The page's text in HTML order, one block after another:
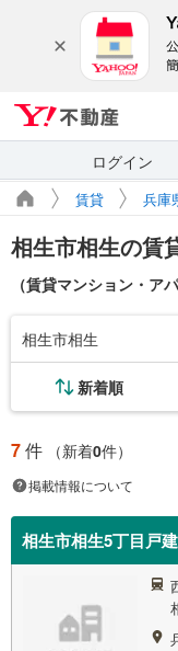
ログイン
賃貸 兵庫
相生市相生の賃
（賃貸マンション・ア
相生市相生
新着順
7件 （新着0件）
掲載情報について
相生市相生5丁目戸建